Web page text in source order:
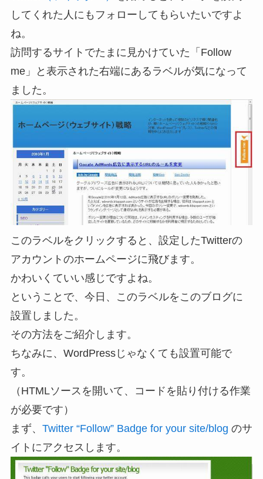
してくれた人にもフォローしてもらいたいですよ
ね。
訪問するサイトでたまに見かけていた「Follow
me」と表示された右端にあるラベルが気になって
ました。
このラベルをクリックすると、設定したTwitterの
アカウントのホームページに飛びます。
かわいくていい感じですよね。
ということで、今日、このラベルをこのブログに
設置しました。
その方法をご紹介します。
ちなみに、WordPressじゃなくても設置可能で
す。
（HTMLソースを開いて、コードを貼り付ける作業
が必要です）
まず、 Twitter “Follow” Badge for your site/blog のサ
イトにアクセスします。